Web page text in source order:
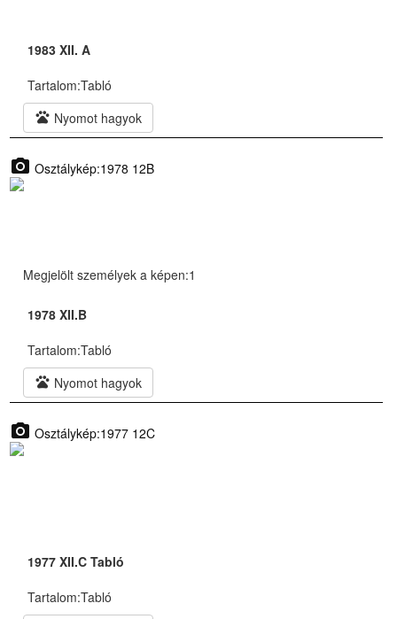
1983 XII. A
Tartalom:Tabló
pets Nyomot hagyok
photo_camera Osztálykép:1978 12B
Megjelölt személyek a képen:1
1978 XII.B
Tartalom:Tabló
pets Nyomot hagyok
photo_camera Osztálykép:1977 12C
1977 XII.C Tabló
Tartalom:Tabló